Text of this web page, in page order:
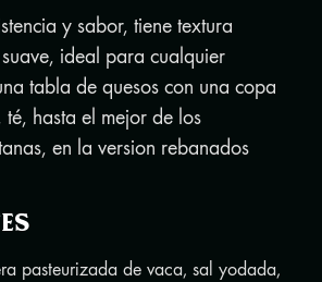
y sabor, tiene textura
ideal para cualquier
tabla de quesos con una copa
hasta el mejor de los
en la version rebanados
pasteurizada de vaca, sal yodada,